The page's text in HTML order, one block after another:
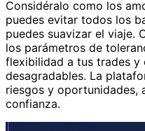
Considéralo como los
puedes evitar todos los
puedes suavizar el viaje.
los parámetros de
flexibilidad a tus trades y
desagradables. La
riesgos y oportunidades,
confianza.